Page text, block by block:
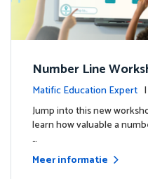
Number Line
Matific Education Expert
esJump into this new
learn how valuable a
…
Meer informatie